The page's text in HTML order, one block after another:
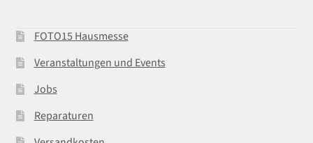
FOTO15 Hausmesse
Veranstaltungen und Events
Jobs
Reparaturen